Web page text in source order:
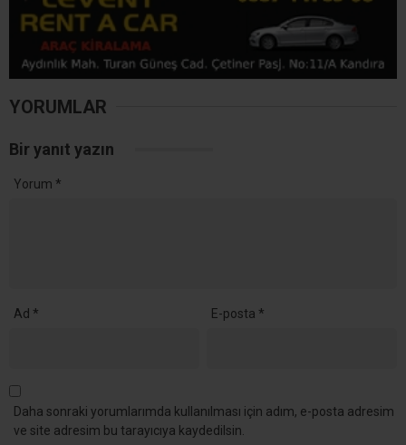
YORUMLAR
Bir yanıt yazın
Yorum *
Ad * E-posta *
Daha sonraki yorumlarımda kullanılması için adım, e-posta adresim
ve site adresim bu tarayıcıya kaydedilsin.